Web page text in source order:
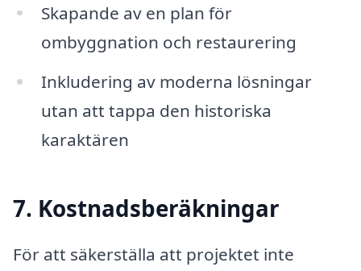
Skapande av en plan för
ombyggnation och restaurering
Inkludering av moderna lösningar
utan att tappa den historiska
karaktären
7. Kostnadsberäkningar
För att säkerställa att projektet inte